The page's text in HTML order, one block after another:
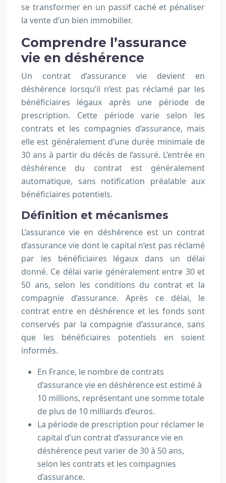
se transformer en un passif caché et pénaliser
la vente d’un bien immobilier.
Comprendre l’assurance
vie en déshérence
Un contrat d’assurance vie devient en
déshérence lorsqu’il n’est pas réclamé par les
bénéficiaires légaux après une période de
prescription. Cette période varie selon les
contrats et les compagnies d’assurance, mais
elle est généralement d’une durée minimale de
30 ans à partir du décès de l’assuré. L’entrée en
déshérence du contrat est généralement
automatique, sans notification préalable aux
bénéficiaires potentiels.
Définition et mécanismes
L’assurance vie en déshérence est un contrat
d’assurance vie dont le capital n’est pas réclamé
par les bénéficiaires légaux dans un délai
donné. Ce délai varie généralement entre 30 et
50 ans, selon les conditions du contrat et la
compagnie d’assurance. Après ce délai, le
contrat entre en déshérence et les fonds sont
conservés par la compagnie d’assurance, sans
que les bénéficiaires potentiels en soient
informés.
En France, le nombre de contrats
d’assurance vie en déshérence est estimé à
10 millions, représentant une somme totale
de plus de 10 milliards d’euros.
La période de prescription pour réclamer le
capital d’un contrat d’assurance vie en
déshérence peut varier de 30 à 50 ans,
selon les contrats et les compagnies
d’assurance.